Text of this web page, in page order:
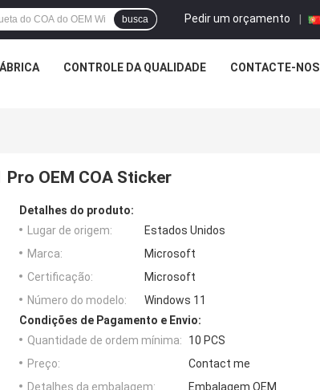
Pedir um orçamento |
busca
CONTROLE DA QUALIDADE CONTACTE-NOS
OEM COA Sticker
Detalhes do produto:
Lugar de origem:
Estados Unidos
Marca:
Microsoft
Certificação:
Microsoft
Número do modelo:
Windows 11
Condições de Pagamento e Envio:
Quantidade de ordem mínima:
10 PCS
Preço:
Contact me
Detalhes da embalagem:
Embalagem OEM